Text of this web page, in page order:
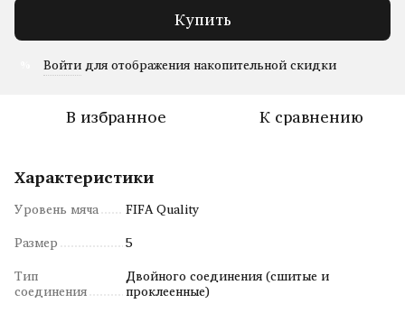
Купить
Войтидля отображения накопительной скидки
В избранное К сравнению
Характеристики
Уровень мяча
FIFA Quality
Размер
5
Тип
соединения
Двойного соединения (сшитые и
проклеенные)